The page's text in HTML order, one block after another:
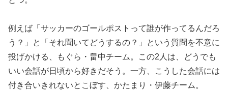
例えば「サッカーのゴールポストって誰が作ってるんだろ
う？」と「それ聞いてどうするの？」という質問を不意に
投げかける、もぐら・畠中チーム。この2人は、どうでも
いい会話が日頃から好きだそう。一方、こうした会話には
付き合いきれないとこぼす、かたまり・伊藤チーム。